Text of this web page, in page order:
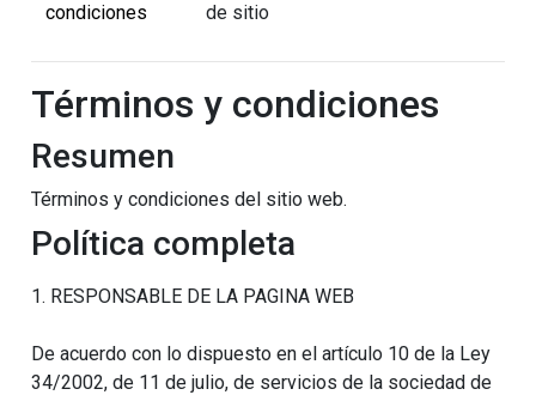
condiciones
de sitio
Términos y condiciones
Resumen
Términos y condiciones del sitio web.
Política completa
1. RESPONSABLE DE LA PAGINA WEB
De acuerdo con lo dispuesto en el artículo 10 de la Ley
34/2002, de 11 de julio, de servicios de la sociedad de